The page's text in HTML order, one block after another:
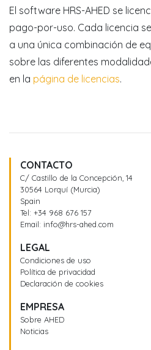
El software HRS-AHED se
pago-por-uso. Cada licencia
a una única combinación de
sobre las diferentes
en la página de licencias.
CONTACTO
C/ Castillo de la Concepción, 14
30564 Lorquí (Murcia)
Spain
Tel: +34 968 676 157
Email: info@hrs-ahed.com
LEGAL
Condiciones de uso
Política de privacidad
Declaración de cookies
EMPRESA
Sobre AHED
Noticias